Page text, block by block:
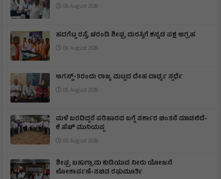
06 August 2026
ಹದಗೆಟ್ಟ ರಸ್ತೆ, ಚರಂಡಿ ಶೀಘ್ರ ದುರಸ್ತಿಗೆ ಕನ್ನಡ ಪಕ್ಷ ಆಗ್ರಹ
06 August 2026
ಆಗಸ್ಟ್-9ರಂದು ರಾಜ್ಯ ಮಟ್ಟದ ದೇಹ ದಾರ್ಢ್ಯ ಸ್ಪರ್ಧೆ
06 August 2026
ಮಳೆ ಬರದಿದ್ದರೆ ಪರಿಹಾರದ ಬಗ್ಗೆ ಸರ್ಕಾರ ಚಿಂತನೆ ಮಾಡಲಿದೆ-
ಕೆ.ಹೆಚ್ ಮುನಿಯಪ್ಪ
06 August 2026
ಶೀಘ್ರ ಬಹುಗ್ರಾಮ ಕುಡಿಯುವ ನೀರು ಯೋಜನೆ
ಲೋಕಾರ್ಪಣೆ-ಸಚಿವ ರಘುಮೂರ್ತಿ